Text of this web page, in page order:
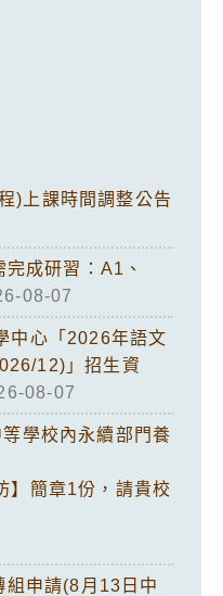
)上課時間調整公告
成研習：A1、
08-07
中心「2026年語文
12)」招生資
08-07
學校內永續部門養
】簡章1份，請貴校
組申請(8月13日中